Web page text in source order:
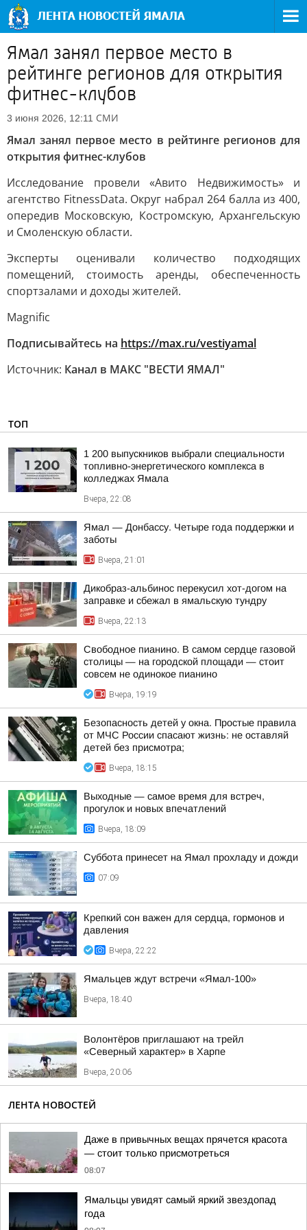
Ямал занял первое место в
рейтинге регионов для открытия
фитнес-клубов
3 июня 2026, 12:11 СМИ
Ямал занял первое место в рейтинге регионов для
открытия фитнес-клубов
Исследование провели «Авито Недвижимость» и
агентство FitnessData. Округ набрал 264 балла из 400,
опередив Московскую, Костромскую, Архангельскую
и Смоленскую области.
Эксперты оценивали количество подходящих
помещений, стоимость аренды, обеспеченность
спортзалами и доходы жителей.
Мagnific
Подписывайтесь на https://max.ru/vestiyamal
Источник: Канал в МАКС "ВЕСТИ ЯМАЛ"
ТОП
1 200 выпускников выбрали специальности
топливно-энергетического комплекса в
колледжах Ямала
Вчера, 22:08
Ямал — Донбассу. Четыре года поддержки и
заботы
Вчера, 21:01
Дикобраз-альбинос перекусил хот-догом на
заправке и сбежал в ямальскую тундру
Вчера, 22:13
Свободное пианино. В самом сердце газовой
столицы — на городской площади — стоит
совсем не одинокое пианино
Вчера, 19:19
Безопасность детей у окна. Простые правила
от МЧС России спасают жизнь: не оставляй
детей без присмотра;
Вчера, 18:15
Выходные — самое время для встреч,
прогулок и новых впечатлений
Вчера, 18:09
Суббота принесет на Ямал прохладу и дожди
07:09
Крепкий сон важен для сердца, гормонов и
давления
Вчера, 22:22
Ямальцев ждут встречи «Ямал-100»
Вчера, 18:40
Волонтёров приглашают на трейл
«Северный характер» в Харпе
Вчера, 20:06
ЛЕНТА НОВОСТЕЙ
Даже в привычных вещах прячется красота
— стоит только присмотреться
08:07
Ямальцы увидят самый яркий звездопад
года